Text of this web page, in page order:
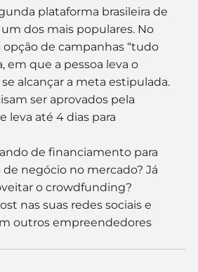
plataforma brasileira de
dos mais populares. No
opção de campanhas “tudo
em que a pessoa leva o
alcançar a meta estipulada.
ser aprovados pela
leva até 4 dias para
de financiamento para
de negócio no mercado? Já
o crowdfunding?
nas suas redes sociais e
outros empreendedores